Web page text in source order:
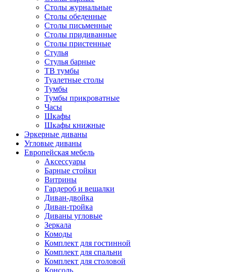
Столы журнальные
Столы обеденные
Столы письменные
Столы придиванные
Столы пристенные
Стулья
Стулья барные
ТВ тумбы
Туалетные столы
Тумбы
Тумбы прикроватные
Часы
Шкафы
Шкафы книжные
Эркерные диваны
Угловые диваны
Европейская мебель
Аксессуары
Барные стойки
Витрины
Гардероб и вешалки
Диван-двойка
Диван-тройка
Диваны угловые
Зеркала
Комоды
Комплект для гостинной
Комплект для спальни
Комплект для столовой
Консоль